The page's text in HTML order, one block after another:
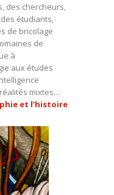
des chercheurs,
étudiants,
de bricolage
de
à
aux études
mixtes…
et l’histoire